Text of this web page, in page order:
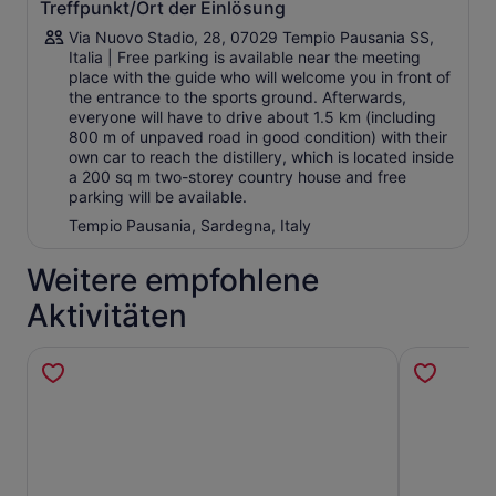
Notwendigkeit, den Überschuss an Beeren zu nutzen,
der das Ergebnis eines sorgfältigen Auswahlverfahrens
war, aus dem drei verschiedene Destillate hervorgingen:
Lìcchitta, ein Destillat aus Heidelbeeren, weißen und
roten Stachelbeeren, Brombeeren, weißen und roten
Johannisbeeren, das einzigartig ist, weil es derzeit
nur Destillate aus einer einzigen Frucht auf dem
Weltmarkt gibt;
Melalione, ein Destillat aus Arbutus, einer Frucht der
mediterranen Macchia, das traditionell als weißes
Destillat angeboten wird, ist heute auch ein “Unikat”,
Làndhe, der den höchsten Ausdruck von Innovation
und Einzigartigkeit darstellt, da es sich um einen
Rohstoff handelt, der noch nie zuvor auf der Welt
Korkeicheldestillat, ohne Zuckerzusatz, ohne Karamell
Treffpunkt/Ort der Einlösung
Via Nuovo Stadio, 28, 07029 Tempio Pausania SS,
Italia | Free parking is available near the meeting
place with the guide who will welcome you in front of
the entrance to the sports ground. Afterwards,
everyone will have to drive about 1.5 km (including
800 m of unpaved road in good condition) with their
own car to reach the distillery, which is located inside
a 200 sq m two-storey country house and free
parking will be available.
Tempio Pausania, Sardegna, Italy
Weitere empfohlene
Aktivitäten